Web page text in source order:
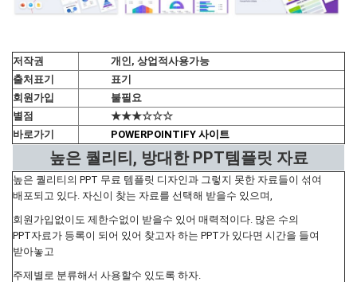
저작권
개인, 상업적사용가능
출처표기
표기
회원가입
불필요
별점
★★★☆☆☆
바로가기
POWERPOINTIFY 사이트
높은 퀄리티, 방대한 PPT템플릿 자료
높은 퀄리티의 PPT 무료 템플릿 디자인과 그렇지 못한 자료들이 섞여
배포되고 있다. 자신이 찾는 자료를 선택해 받을수 있으며,
회원가입없이도 제한수없이 받을수 있어 매력적이다. 많은 수의
PPT자료가 등록이 되어 있어 찾고자 하는 PPT가 있다면 시간을 들여
받아놓고
주제별로 분류해서 사용할수 있도록 하자.